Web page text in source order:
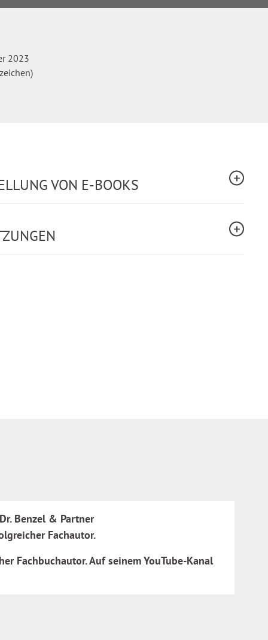
2023
VON E-BOOKS
Benzel & Partner
Fachautor.
Fachbuchautor. Auf seinem YouTube-Kanal